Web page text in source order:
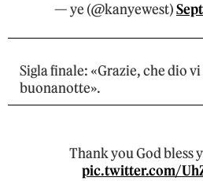
— ye (@kanyewest)
Sigla finale: «Grazie, che dio
buonanotte».
Thank you God bless
pic.twitter.com/